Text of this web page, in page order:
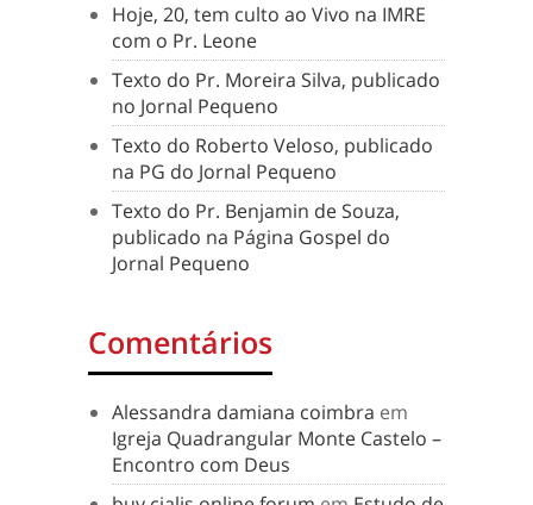
Hoje, 20, tem culto ao Vivo na IMRE
com o Pr. Leone
Texto do Pr. Moreira Silva, publicado
no Jornal Pequeno
Texto do Roberto Veloso, publicado
na PG do Jornal Pequeno
Texto do Pr. Benjamin de Souza,
publicado na Página Gospel do
Jornal Pequeno
Comentários
Alessandra damiana coimbra em
Igreja Quadrangular Monte Castelo –
Encontro com Deus